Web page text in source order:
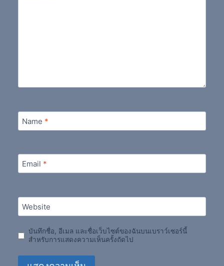
Name *
Email *
Website
บันทึกชื่อ, อีเมล และชื่อเว็บไซต์ของฉันบนเบราว์เซอร์นี้
สำหรับการแสดงความเห็นครั้งถัดไป